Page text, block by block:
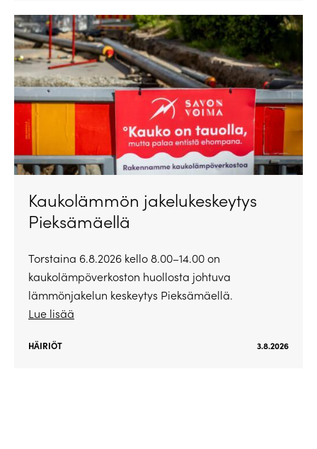
Kaukolämmön jakelukeskeytys
Pieksämäellä
Torstaina 6.8.2026 kello 8.00–14.00 on
kaukolämpöverkoston huollosta johtuva
lämmönjakelun keskeytys Pieksämäellä.
Lue lisää
HÄIRIÖT 3.8.2026